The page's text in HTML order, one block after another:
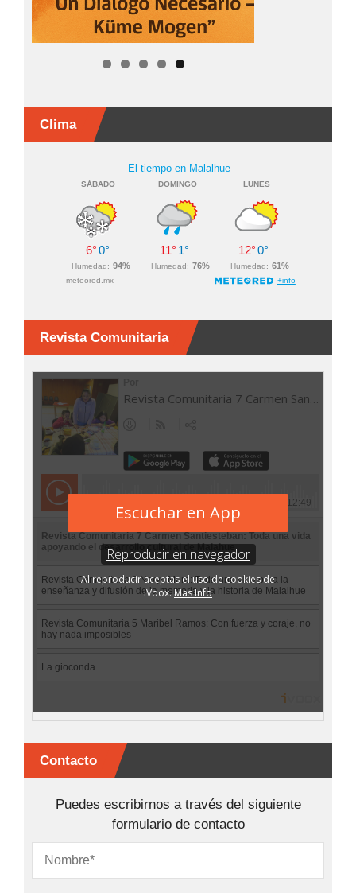
Clima
Revista Comunitaria
Contacto
Puedes escribirnos a través del siguiente
formulario de contacto